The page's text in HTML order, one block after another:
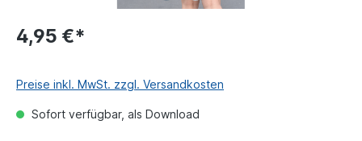
4,95 €*
Preise inkl. MwSt. zzgl. Versandkosten
Sofort verfügbar, als Download